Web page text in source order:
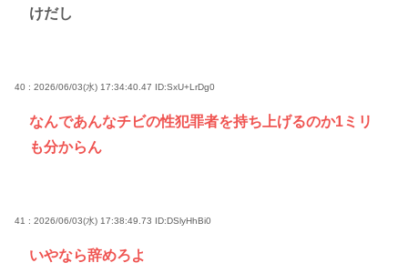
けだし
40 : 2026/06/03(水) 17:34:40.47 ID:SxU+LrDg0
なんであんなチビの性犯罪者を持ち上げるのか1ミリ
も分からん
41 : 2026/06/03(水) 17:38:49.73 ID:DSlyHhBi0
いやなら辞めろよ